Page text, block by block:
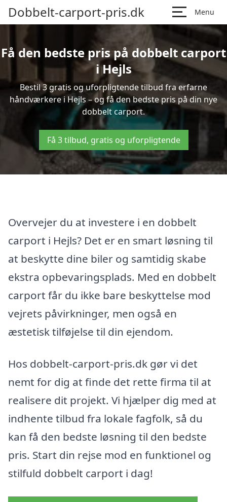
Dobbelt-carport-pris.dk Menu
Få den bedste pris på dobbelt carport
i Hejls
Bestil 3 gratis og uforpligtende tilbud fra erfarne
håndværkere i Hejls – og få den bedste pris på din nye
dobbelt carport.
Få 3 tilbud, gratis og uforpligtende
Overvejer du at investere i en dobbelt
carport i Hejls? Det er en smart løsning til
at beskytte dine biler og samtidig skabe
ekstra opbevaringsplads. Med en dobbelt
carport får du ikke bare beskyttelse mod
vejrets påvirkninger, men også en
æstetisk tilføjelse til din ejendom.
Hos dobbelt-carport-pris.dk gør vi det
nemt for dig at finde det rette firma til at
realisere dit projekt. Vi hjælper dig med at
indhente tilbud fra lokale fagfolk, så du
kan få den bedste løsning til den bedste
pris. Start din rejse mod en funktionel og
stilfuld dobbelt carport i dag!